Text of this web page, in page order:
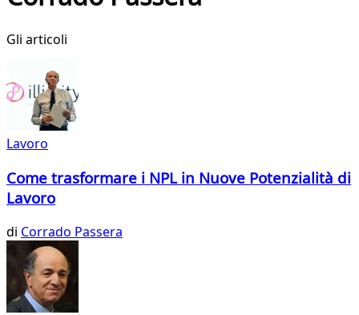
Gli articoli
Lavoro
Come trasformare i NPL in Nuove Potenzialità di
Lavoro
di Corrado Passera